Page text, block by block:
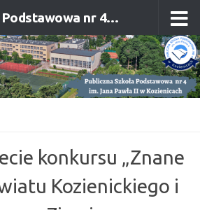
Publiczna Szkoła Podstawowa nr 4 im. Jana Pawła II w Kozienicach
konkursu „Znane
Kozienickiego i